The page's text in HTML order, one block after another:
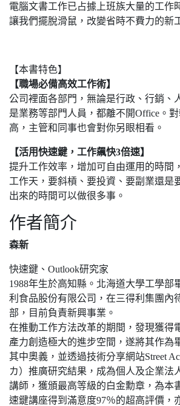
電腦文書工作已占據上班族大量的工作
讓我們擺脫滑鼠，改變省時不費力的新
【本書特色】
【職場必備高效工作術】
公司裡面各部門，無論是行政、行銷、
是業務等部門人員，都離不開Office。
高，主管和同事也會對你另眼相看。
【活用快速鍵，工作飆快3倍速】
提升工作效率，增加可自由運用的時間
工作天，要斜槓、要投資、要副業還是
出來的時間可以做很多事。
作者簡介
森新
快速鍵、Outlook研究家
1988年生於高知縣。北海道大學工學部
利食品股份有限公司，在三得利集團內
部，目前負責新興事業。
在推動工作方法改革的期間，發現獲得
產力創造極大的進步空間，遂將其作為
其中奧義，並透過技術分享網站Street
カ）推廣研究結果，成為個人及企業法
講師，獲頒最高等級的白金勳章，為本
速鍵講座得到滿意度97％的超高評價，